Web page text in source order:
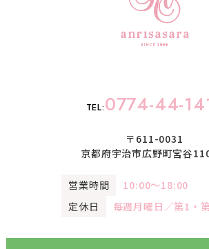
TEL:0774-44-
〒611-0031
京都府宇治市広野町宮谷
営業時間
10:00〜18:00
定休日
毎週月曜日／第1・